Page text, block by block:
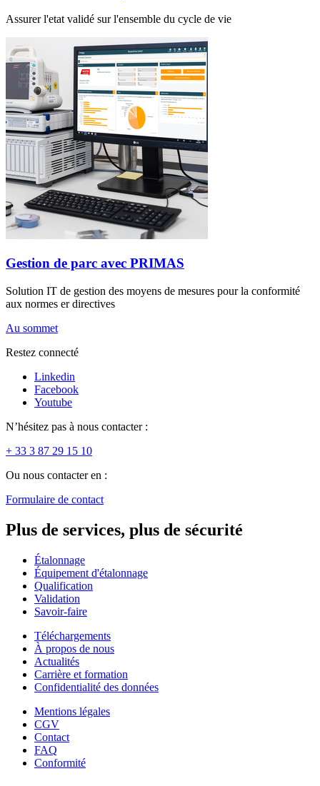
Assurer l'etat validé sur l'ensemble du cycle de vie
Gestion de parc avec PRIMAS
Solution IT de gestion des moyens de mesures pour la conformité
aux normes er directives
Au sommet
Restez connecté
Linkedin
Facebook
Youtube
N’hésitez pas à nous contacter :
+ 33 3 87 29 15 10
Ou nous contacter en :
Formulaire de contact
Plus de services, plus de sécurité
Étalonnage
Équipement d'étalonnage
Qualification
Validation
Savoir-faire
Téléchargements
À propos de nous
Actualités
Carrière et formation
Confidentialité des données
Mentions légales
CGV
Contact
FAQ
Conformité